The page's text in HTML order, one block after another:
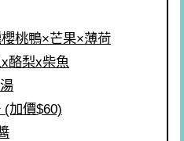
桃鴨×芒果×薄荷
酪梨x柴魚
(加價$60)